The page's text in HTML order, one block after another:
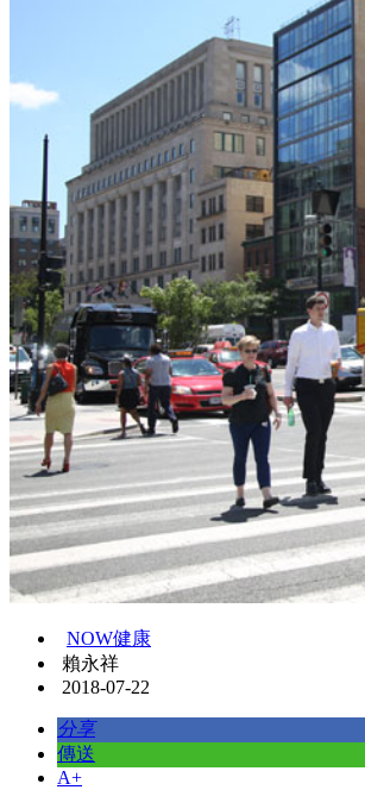
NOW健康
賴永祥
2018-07-22
分享
傳送
A+